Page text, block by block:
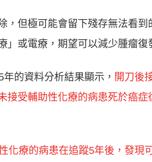
，但極可能會留下殘存無法看到
或電療，期望可以減少腫瘤復
的資料分析結果顯示， 開刀後
接受輔助性化療的病患死於癌症
化療的病患在追蹤5年後，發現